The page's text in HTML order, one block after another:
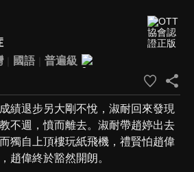
國語
普遍級
績退步另大剛不悅，淑耐回來發現
不週，憤而離去。淑耐帶趙婷出去
獨自上頂樓玩紙飛機，禮賢怕趙偉
趙偉終於豁然開朗。